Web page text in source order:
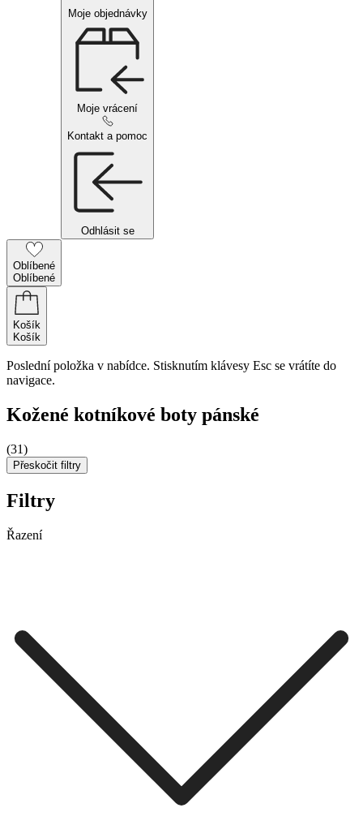
Moje objednávky
Moje vrácení
Kontakt a pomoc
Odhlásit se
Oblíbené
Oblíbené
Košík
Košík
Poslední položka v nabídce. Stisknutím klávesy Esc se vrátíte do
navigace.
Kožené kotníkové boty pánské
(31)
Přeskočit filtry
Filtry
Řazení